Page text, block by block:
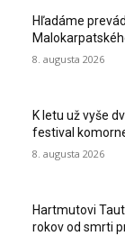
Hľadáme
8. augusta 2026
K letu už vyše
festival
8. augusta 2026
Hartmutovi
rokov od smrti